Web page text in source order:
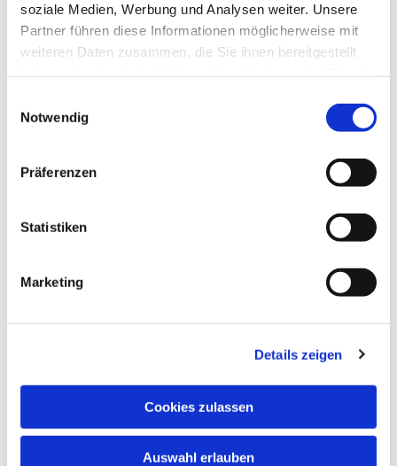
soziale Medien, Werbung und Analysen weiter. Unsere
Partner führen diese Informationen möglicherweise mit
weiteren Daten zusammen, die Sie ihnen bereitgestellt
Notwendig
Präferenzen
Statistiken
Marketing
Details zeigen
Cookies zulassen
Auswahl erlauben
interessieren